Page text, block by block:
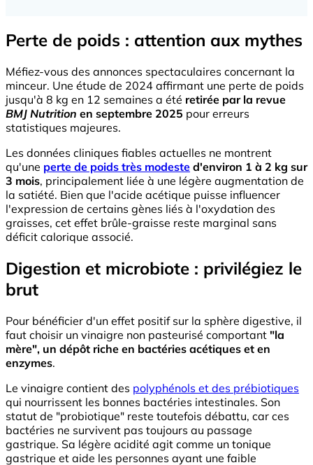
Perte de poids : attention aux mythes
Méfiez-vous des annonces spectaculaires concernant la
minceur. Une étude de 2024 affirmant une perte de poids
jusqu'à 8 kg en 12 semaines a été retirée par la revue
BMJ Nutrition en septembre 2025 pour erreurs
statistiques majeures.
Les données cliniques fiables actuelles ne montrent
qu'une perte de poids très modeste d'environ 1 à 2 kg sur
3 mois, principalement liée à une légère augmentation de
la satiété. Bien que l'acide acétique puisse influencer
l'expression de certains gènes liés à l'oxydation des
graisses, cet effet brûle-graisse reste marginal sans
déficit calorique associé.
Digestion et microbiote : privilégiez le
brut
Pour bénéficier d'un effet positif sur la sphère digestive, il
faut choisir un vinaigre non pasteurisé comportant "la
mère", un dépôt riche en bactéries acétiques et en
enzymes.
Le vinaigre contient des polyphénols et des prébiotiques
qui nourrissent les bonnes bactéries intestinales. Son
statut de "probiotique" reste toutefois débattu, car ces
bactéries ne survivent pas toujours au passage
gastrique. Sa légère acidité agit comme un tonique
gastrique et aide les personnes ayant une faible